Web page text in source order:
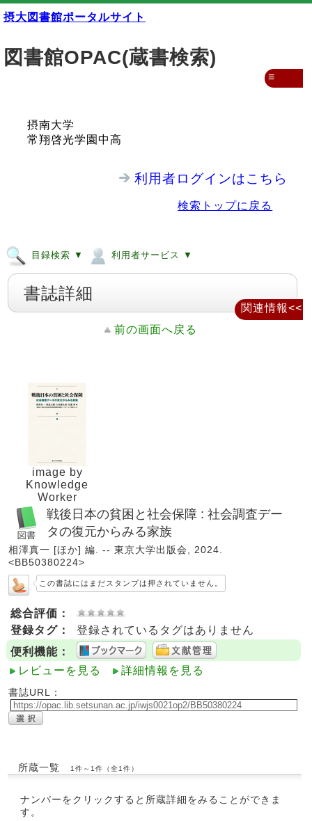
摂大図書館ポータルサイト
図書館OPAC(蔵書検索)
摂南大学
常翔啓光学園中高
利用者ログインはこちら
検索トップに戻る
目録検索 ▼ 利用者サービス ▼
≡
書誌詳細
前の画面へ戻る
image by
Knowledge
Worker
戦後日本の貧困と社会保障 : 社会調査デー
タの復元からみる家族
相澤真一 [ほか] 編. -- 東京大学出版会, 2024.
<BB50380224>
この書誌にはまだスタンプは押されていません。
総合評価：
登録タグ：
登録されているタグはありません
便利機能：
レビューを見る
詳細情報を見る
書誌URL：
所蔵一覧 1件～1件（全1件）
ナンバーをクリックすると所蔵詳細をみることができま
す。
関連情報<<